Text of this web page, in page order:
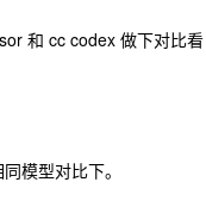
和 cc codex 做下对比看
模型对比下。